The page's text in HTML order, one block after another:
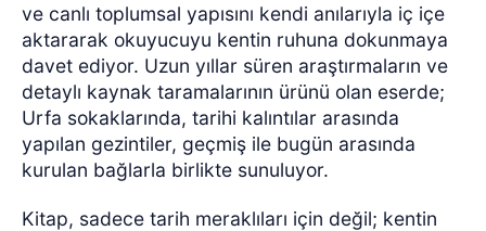
ve canlı toplumsal yapısını kendi anılarıyla iç içe
aktararak okuyucuyu kentin ruhuna dokunmaya
davet ediyor. Uzun yıllar süren araştırmaların ve
detaylı kaynak taramalarının ürünü olan eserde;
Urfa sokaklarında, tarihi kalıntılar arasında
yapılan gezintiler, geçmiş ile bugün arasında
kurulan bağlarla birlikte sunuluyor.
Kitap, sadece tarih meraklıları için değil; kentin